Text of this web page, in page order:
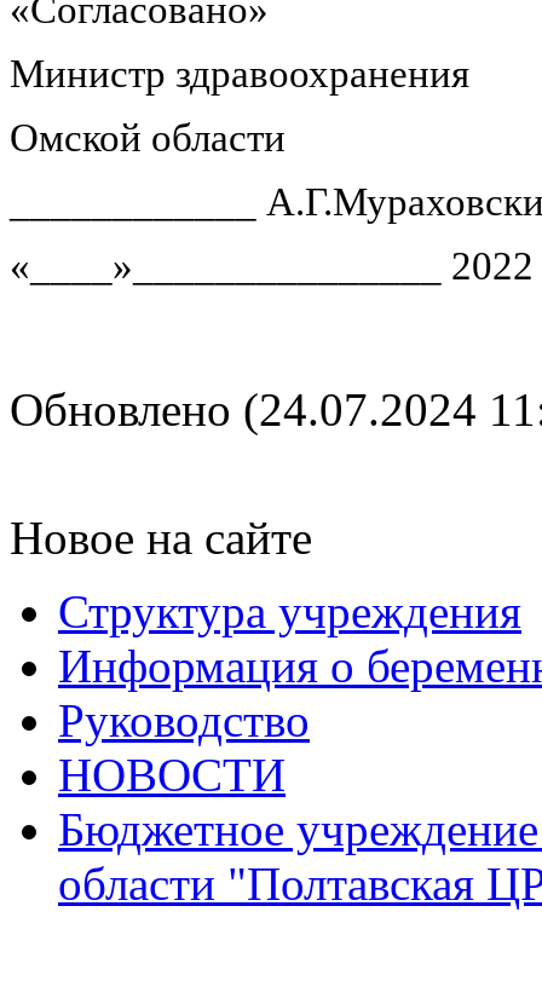
«Согласовано»
Министр здравоохранения
Омской области
____________
«____»_______________ 2022
Обновлено (24.07.2024
Новое на сайте
Структура учреждения
Информация о
Руководство
НОВОСТИ
Бюджетное
области "Полтавская